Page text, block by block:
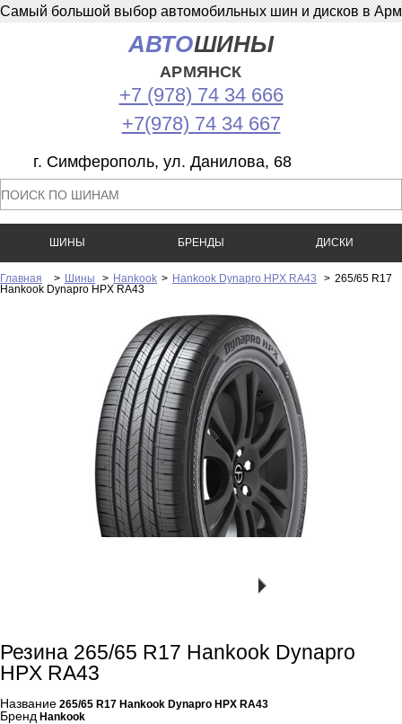
Самый большой выбор автомобильных шин и дисков в
АВТОШИНЫ
АРМЯНСК
+7 (978) 74 34 666
+7(978) 74 34 667
г. Симферополь, ул. Данилова, 68
ШИНЫ БРЕНДЫ ДИСКИ
Главная > Шины > Hankook > Hankook Dynapro HPX RA43 > 265/65 R17
Hankook Dynapro HPX RA43
Резина 265/65 R17 Hankook Dynapro
HPX RA43
Название 265/65 R17 Hankook Dynapro HPX RA43
Бренд Hankook